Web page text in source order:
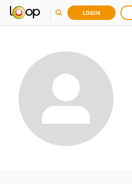
LOGIN